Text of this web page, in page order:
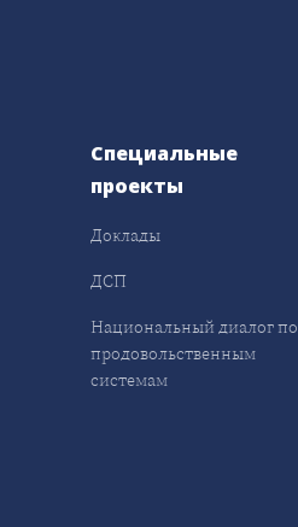
Специальные
проекты
Доклады
ДСП
Национальный диалог по
продовольственным
системам